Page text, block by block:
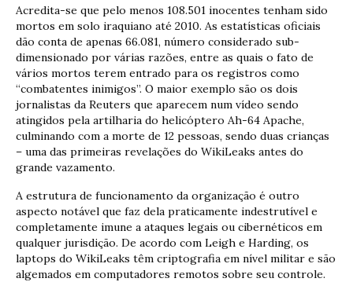
Acredita-se que pelo menos 108.501 inocentes tenham sido
mortos em solo iraquiano até 2010. As estatísticas oficiais
dão conta de apenas 66.081, número considerado sub-
dimensionado por várias razões, entre as quais o fato de
vários mortos terem entrado para os registros como
“combatentes inimigos”. O maior exemplo são os dois
jornalistas da Reuters que aparecem num vídeo sendo
atingidos pela artilharia do helicóptero Ah-64 Apache,
culminando com a morte de 12 pessoas, sendo duas crianças
– uma das primeiras revelações do WikiLeaks antes do
grande vazamento.
A estrutura de funcionamento da organização é outro
aspecto notável que faz dela praticamente indestrutível e
completamente imune a ataques legais ou cibernéticos em
qualquer jurisdição. De acordo com Leigh e Harding, os
laptops do WikiLeaks têm criptografia em nível militar e são
algemados em computadores remotos sobre seu controle.